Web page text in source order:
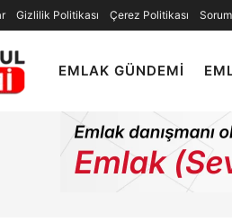
Gizlilik Politikası Çerez Politikası
EMLAK GÜNDEMI